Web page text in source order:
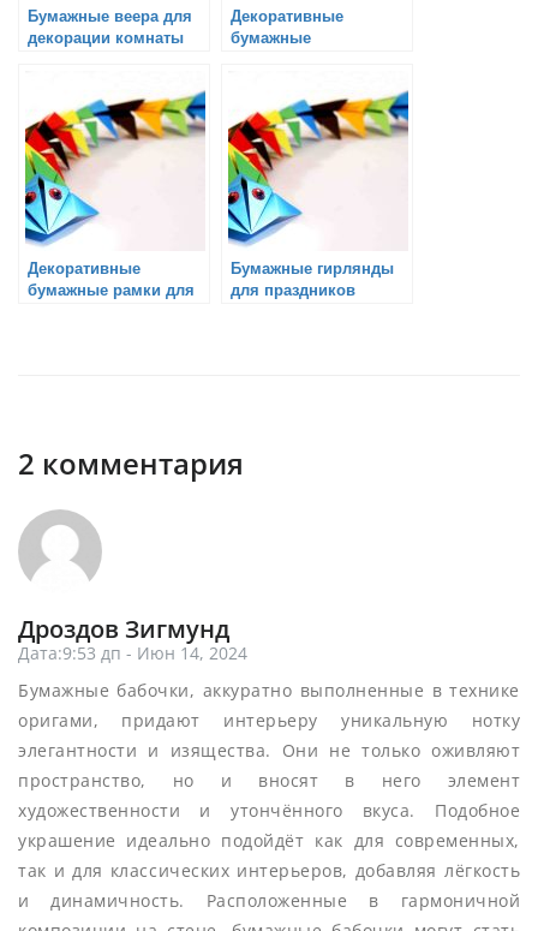
Бумажные веера для
декорации комнаты
Декоративные
бумажные
Декоративные
бумажные рамки для
Бумажные гирлянды
для праздников
2 комментария
Дроздов Зигмунд
Дата:9:53 дп - Июн 14, 2024
Бумажные бабочки, аккуратно выполненные в технике
оригами, придают интерьеру уникальную нотку
элегантности и изящества. Они не только оживляют
пространство, но и вносят в него элемент
художественности и утончённого вкуса. Подобное
украшение идеально подойдёт как для современных,
так и для классических интерьеров, добавляя лёгкость
и динамичность. Расположенные в гармоничной